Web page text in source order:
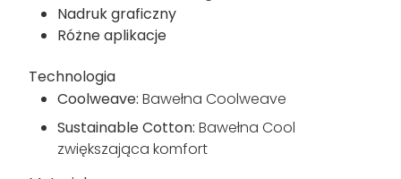
Tkanina dżersejowa Coolweave o
zrównoważonej bawełny
160 g/m² 95% zrównoważona bawełna, 5%
wiskoza, tkanina marglowa
Nadruk graficzny
Różne aplikacje